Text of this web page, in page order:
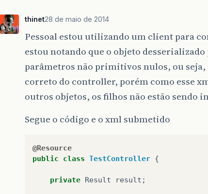
thinet28 de maio de 2014
Pessoal estou utilizando um client para
estou notando que o objeto desserializado
parâmetros não primitivos nulos, ou seja,
correto do controller, porém como esse
outros objetos, os filhos não estão sendo
Segue o código e o xml submetido
@Resource
public
class TestController {
private Result result ;